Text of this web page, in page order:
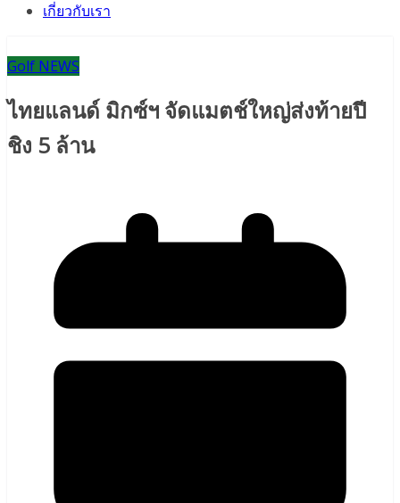
เกี่ยวกับเรา
Golf NEWS
ไทยแลนด์ มิกซ์ฯ จัดแมตช์ใหญ่ส่งท้ายปี
ชิง 5 ล้าน